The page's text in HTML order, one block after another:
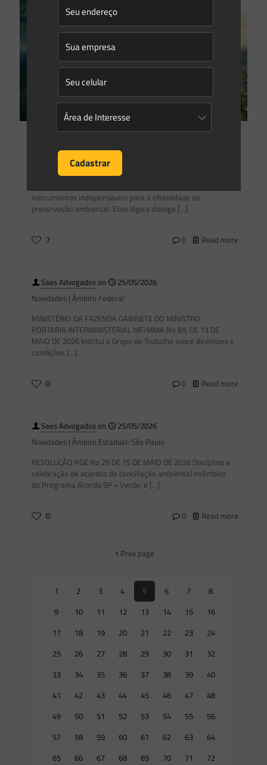
Como monetizar o excedente de Reserva Legal?
O Código Florestal Brasileiro (Lei nº 12.651/2012) consolidou
instrumentos indispensáveis para a efetividade da
preservação ambiental. Essa lógica dialoga […]
7 0 Read more
Saes Advogadoson
25/05/2026
Novidades | Âmbito Federal
MINISTÉRIO DA FAZENDA GABINETE DO MINISTRO
PORTARIA INTERMINISTERIAL MF/MMA No 69, DE 13 DE
MAIO DE 2026 Institui o Grupo de Trabalho sobre diretrizes e
condições […]
0 0 Read more
Saes Advogadoson
25/05/2026
Novidades | Âmbito Estadual: São Paulo
RESOLUÇÃO PGE No 29 DE 15 DE MAIO DE 2026 Disciplina a
celebração de acordos de conciliação ambiental noâmbito
do Programa Acordo SP + Verde, e […]
0 0 Read more
Prev page
1 2 3 4 5 6 7
8
9
10 11 12 13 14 15
16
17
18 19 20 21 22 23
24
25
26 27 28 29 30 31
32
33
34 35 36 37 38 39
40
41
42 43 44 45 46 47
48
49
50 51 52 53 54 55
56
57
58 59 60 61 62 63
64
65
66 67 68 69 70 71
72